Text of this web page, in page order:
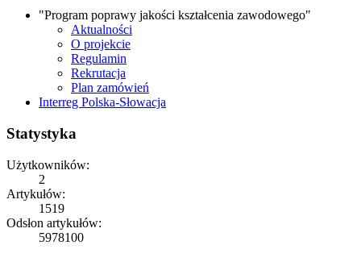
"Program poprawy jakości kształcenia zawodowego"
Aktualności
O projekcie
Regulamin
Rekrutacja
Plan zamówień
Interreg Polska-Słowacja
Statystyka
Użytkowników:
2
Artykułów:
1519
Odsłon artykułów:
5978100